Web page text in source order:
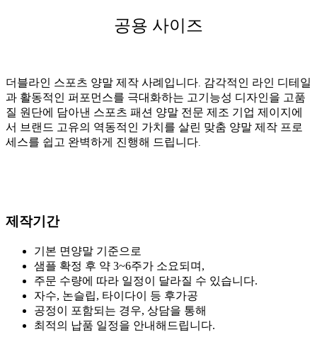
공용 사이즈
더블라인 스포츠 양말 제작 사례입니다. 감각적인 라인 디테일
과 활동적인 퍼포먼스를 극대화하는 고기능성 디자인을 고품
질 원단에 담아낸 스포츠 패션 양말 전문 제조 기업 제이지에
서 브랜드 고유의 역동적인 가치를 살린 맞춤 양말 제작 프로
세스를 쉽고 완벽하게 진행해 드립니다.
제작기간
기본 면양말 기준으로
샘플 확정 후 약 3~6주가 소요되며,
주문 수량에 따라 일정이 달라질 수 있습니다.
자수, 논슬립, 타이다이 등 후가공
공정이 포함되는 경우, 상담을 통해
최적의 납품 일정을 안내해드립니다.